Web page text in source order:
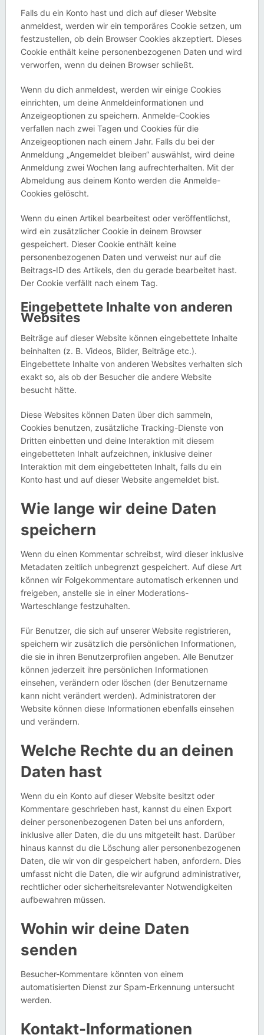
Falls du ein Konto hast und dich auf dieser Website
anmeldest, werden wir ein temporäres Cookie setzen, um
festzustellen, ob dein Browser Cookies akzeptiert. Dieses
Cookie enthält keine personenbezogenen Daten und wird
verworfen, wenn du deinen Browser schließt.
Wenn du dich anmeldest, werden wir einige Cookies
einrichten, um deine Anmeldeinformationen und
Anzeigeoptionen zu speichern. Anmelde-Cookies
verfallen nach zwei Tagen und Cookies für die
Anzeigeoptionen nach einem Jahr. Falls du bei der
Anmeldung „Angemeldet bleiben“ auswählst, wird deine
Anmeldung zwei Wochen lang aufrechterhalten. Mit der
Abmeldung aus deinem Konto werden die Anmelde-
Cookies gelöscht.
Wenn du einen Artikel bearbeitest oder veröffentlichst,
wird ein zusätzlicher Cookie in deinem Browser
gespeichert. Dieser Cookie enthält keine
personenbezogenen Daten und verweist nur auf die
Beitrags-ID des Artikels, den du gerade bearbeitet hast.
Der Cookie verfällt nach einem Tag.
Eingebettete Inhalte von anderen
Websites
Beiträge auf dieser Website können eingebettete Inhalte
beinhalten (z. B. Videos, Bilder, Beiträge etc.).
Eingebettete Inhalte von anderen Websites verhalten sich
exakt so, als ob der Besucher die andere Website
besucht hätte.
Diese Websites können Daten über dich sammeln,
Cookies benutzen, zusätzliche Tracking-Dienste von
Dritten einbetten und deine Interaktion mit diesem
eingebetteten Inhalt aufzeichnen, inklusive deiner
Interaktion mit dem eingebetteten Inhalt, falls du ein
Konto hast und auf dieser Website angemeldet bist.
Wie lange wir deine Daten
speichern
Wenn du einen Kommentar schreibst, wird dieser inklusive
Metadaten zeitlich unbegrenzt gespeichert. Auf diese Art
können wir Folgekommentare automatisch erkennen und
freigeben, anstelle sie in einer Moderations-
Warteschlange festzuhalten.
Für Benutzer, die sich auf unserer Website registrieren,
speichern wir zusätzlich die persönlichen Informationen,
die sie in ihren Benutzerprofilen angeben. Alle Benutzer
können jederzeit ihre persönlichen Informationen
einsehen, verändern oder löschen (der Benutzername
kann nicht verändert werden). Administratoren der
Website können diese Informationen ebenfalls einsehen
und verändern.
Welche Rechte du an deinen
Daten hast
Wenn du ein Konto auf dieser Website besitzt oder
Kommentare geschrieben hast, kannst du einen Export
deiner personenbezogenen Daten bei uns anfordern,
inklusive aller Daten, die du uns mitgeteilt hast. Darüber
hinaus kannst du die Löschung aller personenbezogenen
Daten, die wir von dir gespeichert haben, anfordern. Dies
umfasst nicht die Daten, die wir aufgrund administrativer,
rechtlicher oder sicherheitsrelevanter Notwendigkeiten
aufbewahren müssen.
Wohin wir deine Daten
senden
Besucher-Kommentare könnten von einem
automatisierten Dienst zur Spam-Erkennung untersucht
werden.
Kontakt-Informationen